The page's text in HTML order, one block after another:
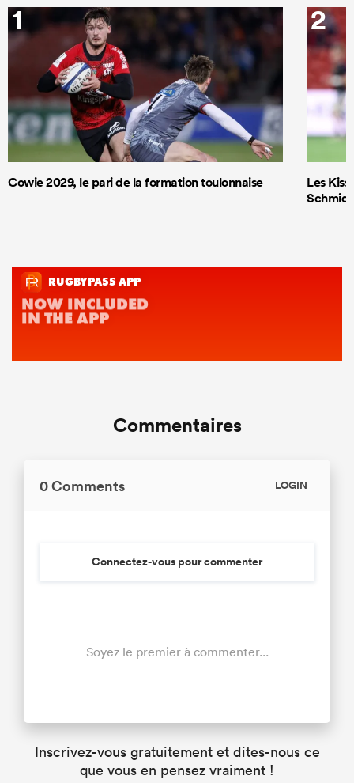
1
Cowie 2029, le pari de la formation toulonnaise
2
Les
Schmidt
Commentaires
0 Comments LOGIN
Connectez-vous pour commenter
Soyez le premier à commenter...
Inscrivez-vous gratuitement et dites-nous ce
que vous en pensez vraiment !